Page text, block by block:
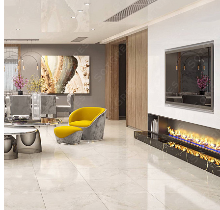
Если монтировать плитку в 4 ряда, а крайние ряды
выкладывать подрезом в 10 см, интерьер будет
смотреться непрезентабельно.Поэтому стену 2,6 м
правильно облицовывать 3 рядами плит 0,6м, а
крайние боковые ряды подрезать под 0,4м
Такая укладка будет гармонично смотреться в
интерьере и демонстрировать профессионализм
мастера
Плитка вжимается в клей легким движением,
поверхность простукивается резиновым молотком
Для соблюдения одинаковой ширины стыков
используются крестообразные распорки от 1 мм для
керамогранита и от 4 мм для керамической плитки
Если необходимо приклеить к стенам цокольную
плитку, расстояние до напольной плитки не должно
быть меньше одного межплиточного шва
ОФОРМЛЕНИЕ ШВОВ